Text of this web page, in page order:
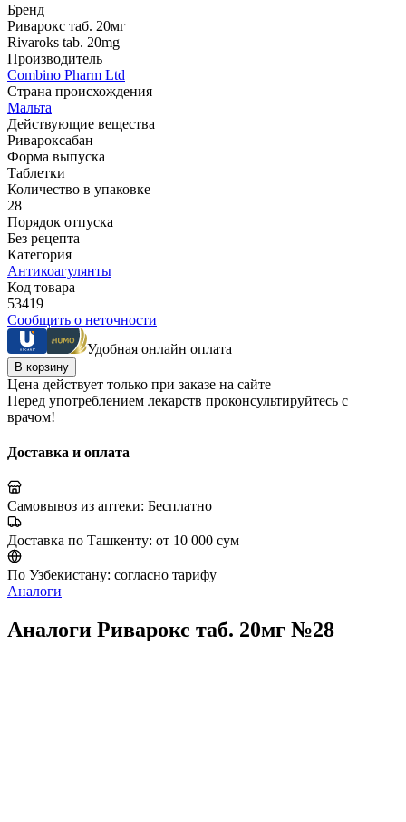
Бренд
Риварокс таб. 20мг
Rivaroks tab. 20mg
Производитель
Combino Pharm Ltd
Страна происхождения
Мальта
Действующие вещества
Ривароксабан
Форма выпуска
Таблетки
Количество в упаковке
28
Порядок отпуска
Без рецепта
Категория
Антикоагулянты
Код товара
53419
Сообщить о неточности
Удобная онлайн оплата
В корзину
Цена действует только при заказе на сайте
Перед употреблением лекарств проконсультируйтесь с
врачом!
Доставка и оплата
Самовывоз из аптеки: Бесплатно
Доставка по Ташкенту: от 10 000 сум
По Узбекистану: согласно тарифу
Аналоги
Аналоги Риварокс таб. 20мг №28